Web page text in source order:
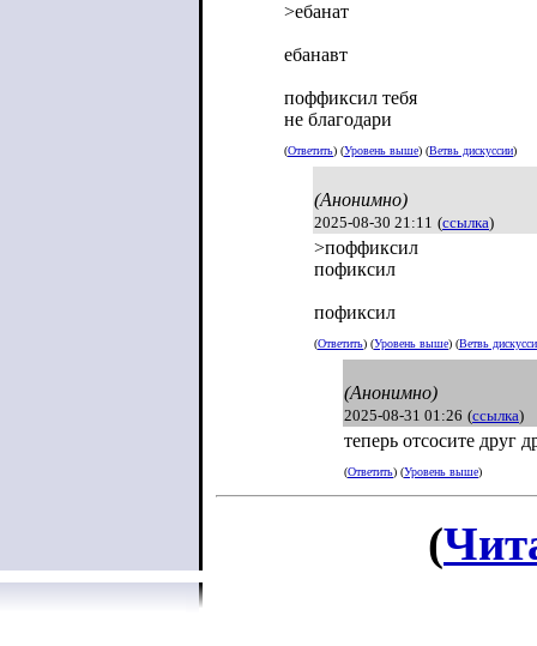
>ебанат
ебанавт
поффиксил тебя
не благодари
(Ответить) (Уровень выше) (Ветвь дискуссии)
(Анонимно)
2025-08-30 21:11 (ссылка)
>поффиксил
пофиксил
пофиксил
(Ответить) (Уровень выше) (Ветвь
(Анонимно)
2025-08-31 01:26 (ссылка)
теперь отсосите друг
(Ответить) (Уровень выше)
(